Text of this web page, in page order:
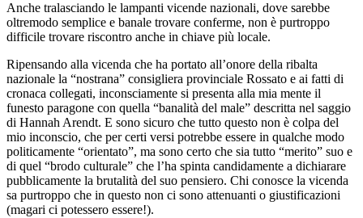
Anche tralasciando le lampanti vicende nazionali, dove sarebbe
oltremodo semplice e banale trovare conferme, non è purtroppo
difficile trovare riscontro anche in chiave più locale.
Ripensando alla vicenda che ha portato all’onore della ribalta
nazionale la “nostrana” consigliera provinciale Rossato e ai fatti di
cronaca collegati, inconsciamente si presenta alla mia mente il
funesto paragone con quella “banalità del male” descritta nel saggio
di Hannah Arendt. E sono sicuro che tutto questo non è colpa del
mio inconscio, che per certi versi potrebbe essere in qualche modo
politicamente “orientato”, ma sono certo che sia tutto “merito” suo e
di quel “brodo culturale” che l’ha spinta candidamente a dichiarare
pubblicamente la brutalità del suo pensiero. Chi conosce la vicenda
sa purtroppo che in questo non ci sono attenuanti o giustificazioni
(magari ci potessero essere!).